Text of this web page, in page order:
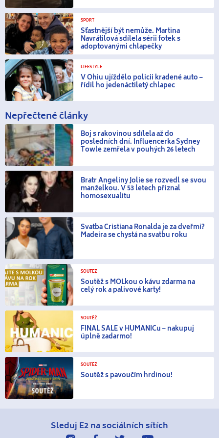
SPORT
Šťastnější být nemůže. Martina
Navrátilová sdílela sérii fotek s
adoptovanými chlapečky
LIFESTYLE
V Ohiu ujíždělo policii kradené auto –
řídil ho jedenáctiletý chlapec
Nepřečtené články
Boj s rakovinou sdílela až do
posledních dní. Influencerka Sydney
Towle zemřela v pouhých 26 letech
Bratr Angeliny Jolie se rozvedl se svou
manželkou. V 53 letech přiznal
homosexualitu
Svatba Cristiana Ronalda je za dveřmi?
Madeira se chystá na svatbu roku
SOUTĚŽ
Soutěž s MOLkou o kávu zdarma na
celý rok a palivové karty!
SOUTĚŽ
FINAL SALE v HUMANICu – nakupuj
úplně zadarmo!
SOUTĚŽ
Soutěž s pavoučím hrdinou!
Sleduj E2 na sociálních sítích